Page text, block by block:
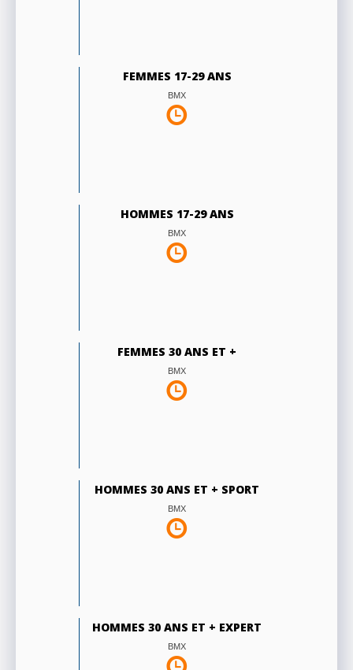
FEMMES 17-29 ANS
BMX
HOMMES 17-29 ANS
BMX
FEMMES 30 ANS ET +
BMX
HOMMES 30 ANS ET + SPORT
BMX
HOMMES 30 ANS ET + EXPERT
BMX